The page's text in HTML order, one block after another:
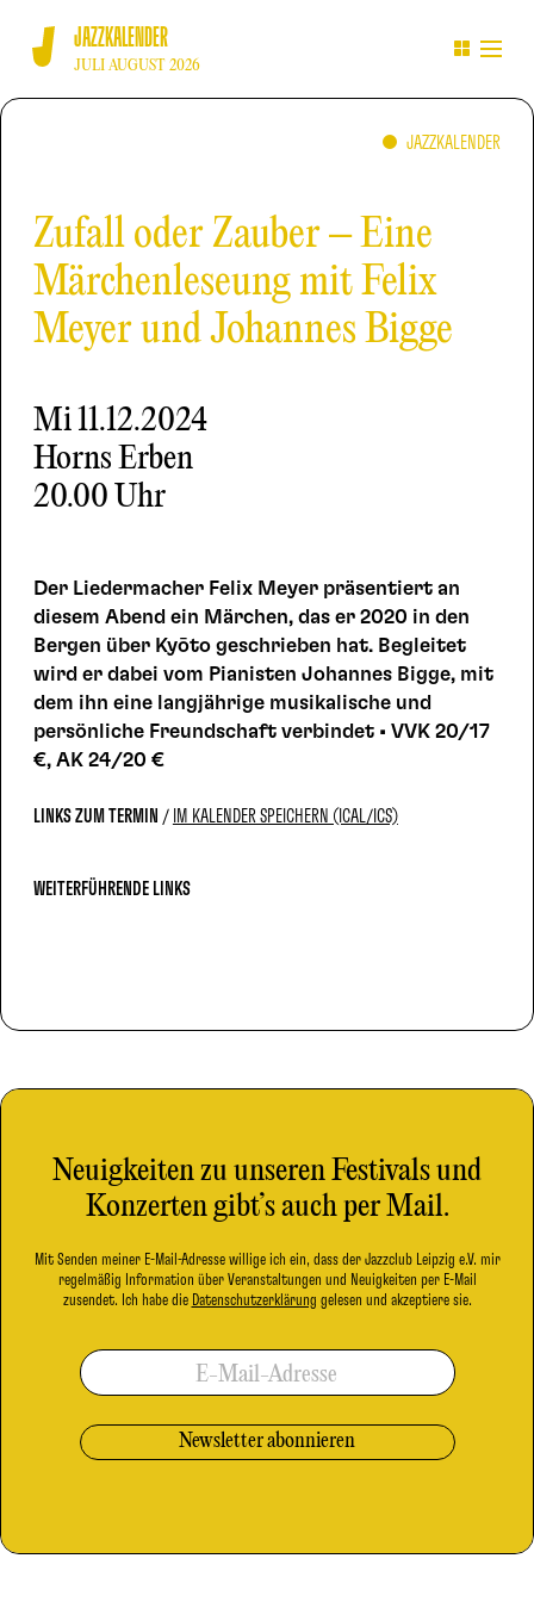
JAZZKALENDER
JULI AUGUST 2026
JAZZKALENDER
Zufall oder Zauber – Eine
Märchenleseung mit Felix
Meyer und Johannes Bigge
Mi11.12.2024
Horns Erben
20.00 Uhr
Der Liedermacher Felix Meyer präsentiert an
diesem Abend ein Märchen, das er 2020 in den
Bergen über Kyōto geschrieben hat. Begleitet
wird er dabei vom Pianisten Johannes Bigge, mit
dem ihn eine langjährige musikalische und
persönliche Freundschaft verbindet • VVK 20/17
€, AK 24/20 €
LINKS ZUM TERMIN IM KALENDER SPEICHERN (ICAL/ICS)
WEITERFÜHRENDE LINKS
Neuigkeiten zu unseren Festivals und
Konzerten gibt’s auch per Mail.
Mit Senden meiner E-Mail-Adresse willige ich ein, dass der Jazzclub Leipzig e.V. mir
regelmäßig Information über Veranstaltungen und Neuigkeiten per E-Mail
zusendet. Ich habe die Datenschutzerklärung gelesen und akzeptiere sie.
E-Mail-Adresse